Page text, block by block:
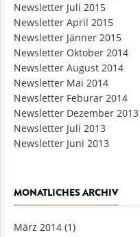
Newsletter Juli 2015
Newsletter April 2015
Newsletter Jänner 2015
Newsletter Oktober 2014
Newsletter August 2014
Newsletter Mai 2014
Newsletter Feburar 2014
Newsletter Dezember 2013
Newsletter Juli 2013
Newsletter Juni 2013
MONATLICHES ARCHIV
März 2014 (1)